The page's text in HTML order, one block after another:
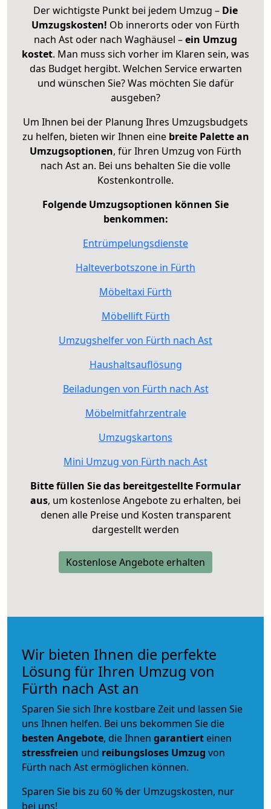
Der wichtigste Punkt bei jedem Umzug – Die
Umzugskosten! Ob innerorts oder von Fürth
nach Ast oder nach Waghäusel –ein Umzug
kostet. Man muss sich vorher im Klaren sein, was
das Budget hergibt. Welchen Service erwarten
und wünschen Sie? Was möchten Sie dafür
ausgeben?
Um Ihnen bei der Planung Ihres Umzugsbudgets
zu helfen, bieten wir Ihnen eine breite Palette an
Umzugsoptionen, für Ihren Umzug von Fürth
nach Ast an. Bei uns behalten Sie die volle
Kostenkontrolle.
Folgende Umzugsoptionen können Sie
benkommen:
Entrümpelungsdienste
Halteverbotszone in Fürth
Möbeltaxi Fürth
Möbellift Fürth
Umzugshelfer von Fürth nach Ast
Haushaltsauflösung
Beiladungen von Fürth nach Ast
Möbelmitfahrzentrale
Umzugskartons
Mini Umzug von Fürth nach Ast
Bitte füllen Sie das bereitgestellte Formular
aus, um kostenlose Angebote zu erhalten, bei
denen alle Preise und Kosten transparent
dargestellt werden
Kostenlose Angebote erhalten
Wir bieten Ihnen die perfekte
Lösung für Ihren Umzug von
Fürth nach Ast an
Sparen Sie sich Ihre kostbare Zeit und lassen Sie
uns Ihnen helfen. Bei uns bekommen Sie die
besten Angebote, die Ihnen garantiert einen
stressfreien und reibungsloses Umzug von
Fürth nach Ast ermöglichen können.
Sparen Sie bis zu 60 % der Umzugskosten, nur
bei uns!